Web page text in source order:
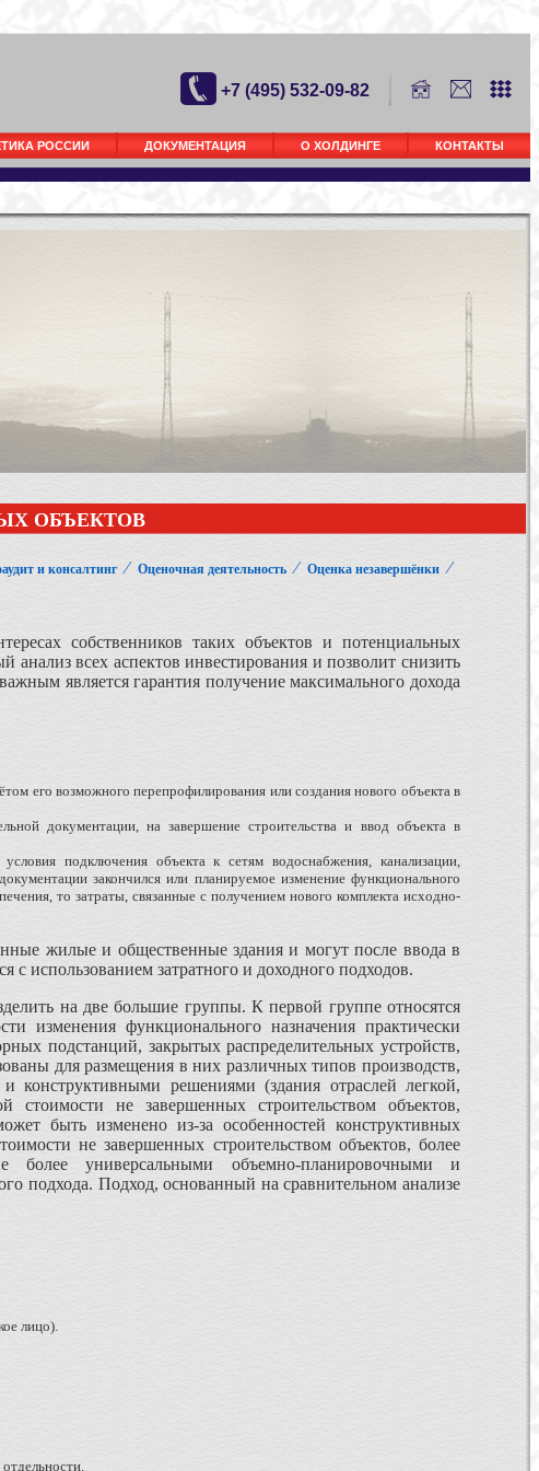
+7 (495) 532-09-82
РОССИИ ДОКУМЕНТАЦИЯ О ХОЛДИНГЕ КОНТАКТЫ
ОБЪЕКТОВ
и консалтинг⁄ Оценочная деятельность ⁄ Оценка незавершёнки ⁄
собственников таких объектов и потенциальных
анализ всех аспектов инвестирования и позволит снизить
является гарантия получение максимального дохода
его возможного перепрофилирования или создания нового объекта в
документации, на завершение строительства и ввод объекта в
подключения объекта к сетям водоснабжения, канализации,
закончился или планируемое изменение функционального
то затраты, связанные с получением нового комплекта исходно-
жилые и общественные здания и могут после ввода в
использованием затратного и доходного подходов.
на две большие группы. К первой группе относятся
изменения функционального назначения практически
подстанций, закрытых распределительных устройств,
для размещения в них различных типов производств,
конструктивными решениями (здания отраслей легкой,
не завершенных строительством объектов,
быть изменено из-за особенностей конструктивных
не завершенных строительством объектов, более
более универсальными объемно-планировочными и
подхода. Подход, основанный на сравнительном анализе
лицо).